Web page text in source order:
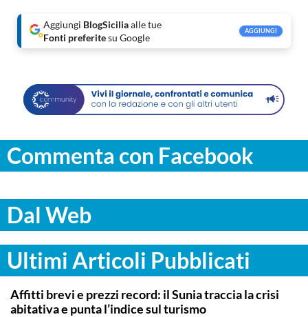
Aggiungi BlogSiciliaalle tue
Fonti preferitesu Google
AGGIUNGI
Commenta con Facebook
Dal Web
Ultimi Articoli Pubblicati
SIRACUSA
Affitti brevi e prezzi record: il Sunia traccia la crisi
abitativa e punta l’indice sul turismo